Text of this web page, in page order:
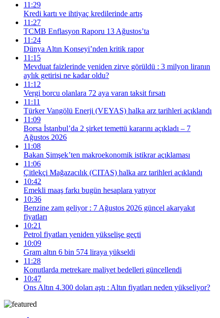
11:29
Kredi kartı ve ihtiyaç kredilerinde artış
11:27
TCMB Enflasyon Raporu 13 Ağustos’ta
11:24
Dünya Altın Konseyi’nden kritik rapor
11:15
Mevduat faizlerinde yeniden zirve görüldü : 3 milyon liranın
aylık getirisi ne kadar oldu?
11:12
Vergi borcu olanlara 72 aya varan taksit fırsatı
11:11
Türker Vangölü Enerji (VEYAS) halka arz tarihleri açıklandı
11:09
Borsa İstanbul’da 2 şirket temettü kararını açıkladı – 7
Ağustos 2026
11:08
Bakan Şimşek’ten makroekonomik istikrar açıklaması
11:06
Çitlekçi Mağazacılık (CITAS) halka arz tarihleri açıklandı
10:42
Emekli maaş farkı bugün hesaplara yatıyor
10:36
Benzine zam geliyor : 7 Ağustos 2026 güncel akaryakıt
fiyatları
10:21
Petrol fiyatları yeniden yükselişe geçti
10:09
Gram altın 6 bin 574 liraya yükseldi
11:28
Konutlarda metrekare maliyet bedelleri güncellendi
10:47
Ons Altın 4.300 doları aştı : Altın fiyatları neden yükseliyor?